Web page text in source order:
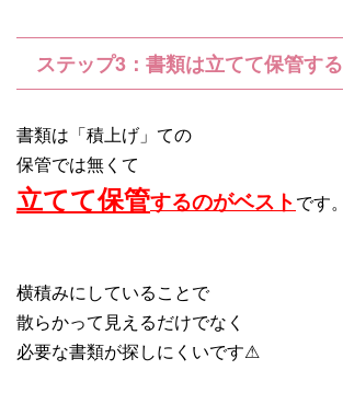
ステップ3：書類は立てて保管する
書類は「積上げ」ての
保管では無くて
立てて保管するのがベストです。
横積みにしていることで
散らかって見えるだけでなく
必要な書類が探しにくいです⚠